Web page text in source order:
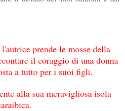
prende le mosse della
il coraggio di una donna
a tutto per i suoi figli.
alla sua meravigliosa isola